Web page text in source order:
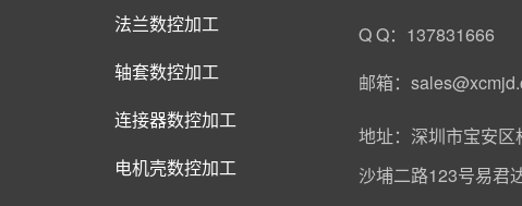
法兰数控加工
轴套数控加工
连接器数控加工
电机壳数控加工
Q Q：137831666
邮箱：
地址：深圳市宝安
沙埔二路123号易君